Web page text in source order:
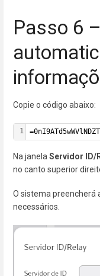
Passo 6
Copie o código abaixo:
1
Na janela Servidor ID/
no canto superior
O sistema
necessários.